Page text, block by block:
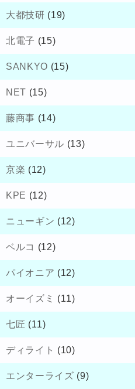
大都技研 (19)
北電子 (15)
SANKYO (15)
NET (15)
藤商事 (14)
ユニバーサル (13)
京楽 (12)
KPE (12)
ニューギン (12)
ベルコ (12)
パイオニア (12)
オーイズミ (11)
七匠 (11)
ディライト (10)
エンターライズ (9)